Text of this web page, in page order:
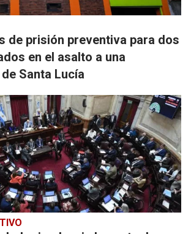
de prisión preventiva para dos
en el asalto a una
Santa Lucía